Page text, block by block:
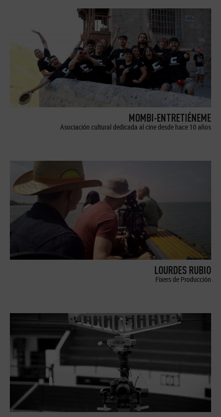
MOMBI-ENTRETIÉNEME
Asociación cultural dedicada al cine desde hace 10 años
LOURDES RUBIO
Fixers de Producción